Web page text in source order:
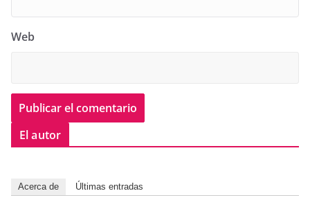
Web
El autor
Acerca de Últimas entradas